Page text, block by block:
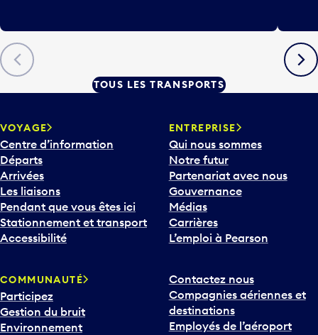
Précédent
TOUS LES TRANSPORTS
VOYAGE
Centre d’information
Départs
Arrivées
Les liaisons
Pendant que vous êtes ici
Stationnement et transport
Accessibilité
ENTREPRISE
Qui nous sommes
Notre futur
Partenariat avec nous
Gouvernance
Médias
Carrières
L’emploi à Pearson
COMMUNAUTÉ
Participez
Gestion du bruit
Environnement
Contactez nous
Compagnies aériennes et
destinations
Employés de l’aéroport